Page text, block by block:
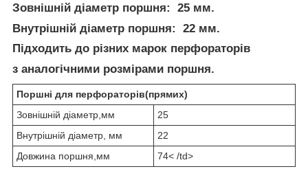
Зовнішній діаметр поршня: 25 мм.
Внутрішній діаметр поршня: 22 мм.
Підходить до різних марок перфораторів
з аналогічними розмірами поршня.
Поршні для перфораторів(прямих)
Зовнішній діаметр,мм
25
Внутрішній діаметр, мм
22
Довжина поршня,мм
74< /td>